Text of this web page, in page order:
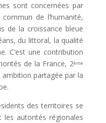
sont concernées par
de l’humanité,
de la croissance bleue
du littoral, la qualité
C’est une contribution
de la France, 2ème
partagée par la
des territoires se
les autorités régionales